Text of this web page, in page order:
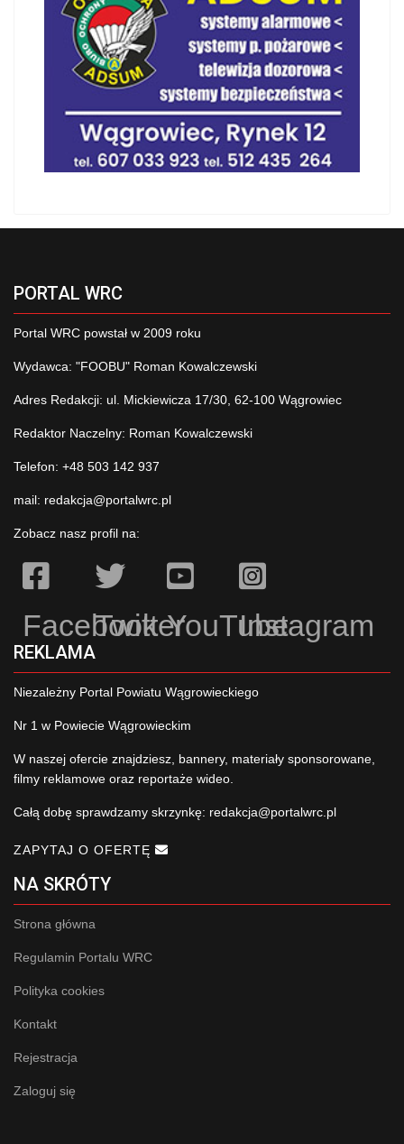
PORTAL WRC
Portal WRC powstał w 2009 roku
Wydawca: "FOOBU" Roman Kowalczewski
Adres Redakcji: ul. Mickiewicza 17/30, 62-100 Wągrowiec
Redaktor Naczelny: Roman Kowalczewski
Telefon: +48 503 142 937
mail: redakcja@portalwrc.pl
Zobacz nasz profil na:
Facebook
TwitterYouTubeInstagram
REKLAMA
Niezależny Portal Powiatu Wągrowieckiego
Nr 1 w Powiecie Wągrowieckim
W naszej ofercie znajdziesz, bannery, materiały sponsorowane,
filmy reklamowe oraz reportaże wideo.
Całą dobę sprawdzamy skrzynkę: redakcja@portalwrc.pl
ZAPYTAJ O OFERTĘ
NA SKRÓTY
Strona główna
Regulamin Portalu WRC
Polityka cookies
Kontakt
Rejestracja
Zaloguj się